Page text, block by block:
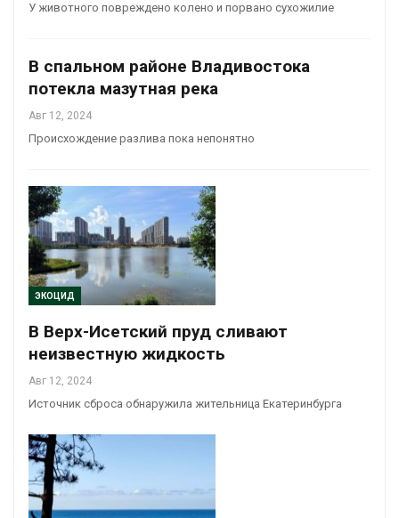
У животного повреждено колено и порвано сухожилие
В спальном районе Владивостока
потекла мазутная река
Авг 12, 2024
Происхождение разлива пока непонятно
ЭКОЦИД
В Верх-Исетский пруд сливают
неизвестную жидкость
Авг 12, 2024
Источник сброса обнаружила жительница Екатеринбурга